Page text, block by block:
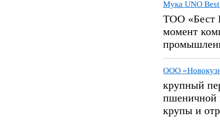
Мука UNO Best
ТОО «Бест
момент
ООО
крупный
пшеничной
крупы и